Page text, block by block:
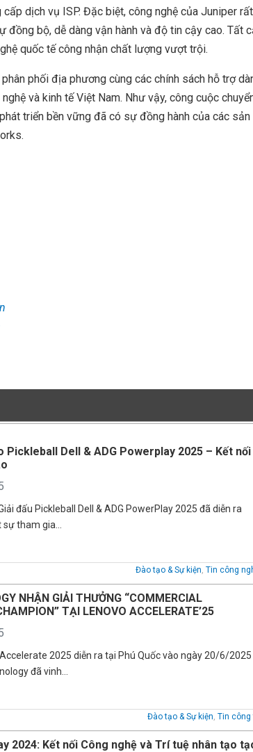
dịch vụ ISP. Đặc biệt, công nghệ của Juniper
bộ, dễ dàng vận hành và độ tin cậy cao. Tất
quốc tế công nhận chất lượng vượt trội.
phối địa phương cùng các chính sách hỗ trợ
và kinh tế Việt Nam. Như vậy, công cuộc
triển bền vững đã có sự đồng hành của các
Pickleball Dell & ADG Powerplay 2025 – Kết nối
đấu Pickleball Dell & ADG PowerPlay 2025 đã diễn ra
tham gia…
Đào tạo & Sự kiện, Tin công
NHẬN GIẢI THƯỞNG “COMMERCIAL
TẠI LENOVO ACCELERATE’25
2025 diễn ra tại Phú Quốc vào ngày 20/6/2025
đã vinh…
Đào tạo & Sự kiện, Tin công
2024: Kết nối Công nghệ và Trí tuệ nhân tạo